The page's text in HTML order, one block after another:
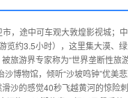
，途中可车观大敦煌影视城；
约3.5小时），这里集大漠、
游界专家称为“世界垄断性旅游
博物馆，倾听“沙坡鸣钟”优美
沙的感觉40秒飞越黄河的惊险